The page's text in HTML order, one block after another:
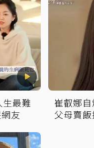
最難
友
崔叡娜
父母賣